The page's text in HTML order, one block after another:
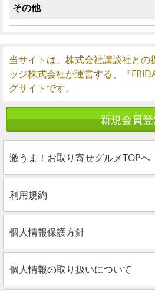
その他
当サイトは、株式会社講談社との
ッジ株式会社が運営する、『
グサイトです。
新規会員
激うま！お取り寄せグルメTOPへ
利用規約
個人情報保護方針
個人情報の取り扱いについて